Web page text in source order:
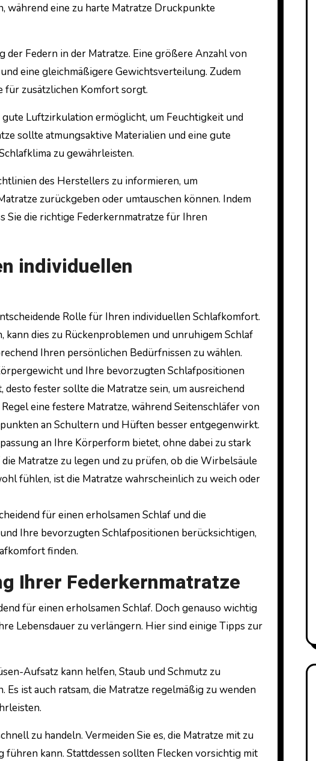
während eine zu harte Matratze Druckpunkte
Federn in der Matratze. Eine größere Anzahl von
eine gleichmäßigere Gewichtsverteilung. Zudem
für zusätzlichen Komfort sorgt.
gute Luftzirkulation ermöglicht, um Feuchtigkeit und
sollte atmungsaktive Materialien und eine gute
zu gewährleisten.
des Herstellers zu informieren, um
zurückgeben oder umtauschen können. Indem
Sie die richtige Federkernmatratze für Ihren
individuellen
Rolle für Ihren individuellen Schlafkomfort.
dies zu Rückenproblemen und unruhigem Schlaf
Ihren persönlichen Bedürfnissen zu wählen.
und Ihre bevorzugten Schlafpositionen
fester sollte die Matratze sein, um ausreichend
eine festere Matratze, während Seitenschläfer von
an Schultern und Hüften besser entgegenwirkt.
an Ihre Körperform bietet, ohne dabei zu stark
Matratze zu legen und zu prüfen, ob die Wirbelsäule
fühlen, ist die Matratze wahrscheinlich zu weich oder
für einen erholsamen Schlaf und die
Ihre bevorzugten Schlafpositionen berücksichtigen,
finden.
Ihrer Federkernmatratze
für einen erholsamen Schlaf. Doch genauso wichtig
Lebensdauer zu verlängern. Hier sind einige Tipps zur
Aufsatz kann helfen, Staub und Schmutz zu
ist auch ratsam, die Matratze regelmäßig zu wenden
zu handeln. Vermeiden Sie es, die Matratze mit zu
führen kann. Stattdessen sollten Flecken vorsichtig mit